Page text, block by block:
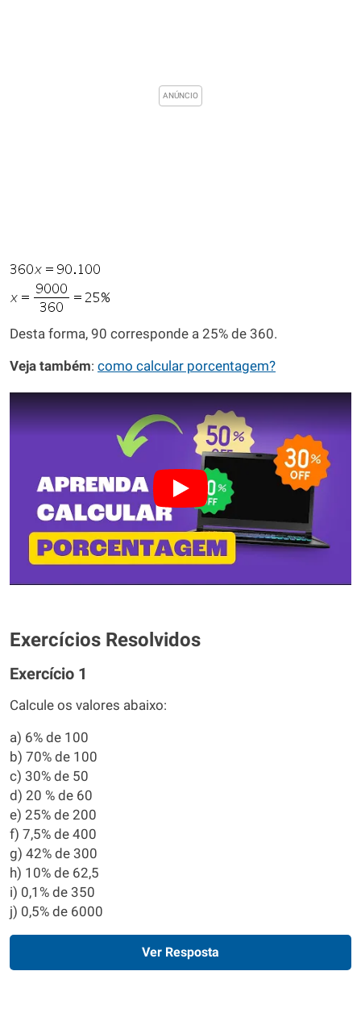
Desta forma, 90 corresponde a 25% de 360.
Veja também: como calcular porcentagem?
Exercícios Resolvidos
Exercício 1
Calcule os valores abaixo:
a) 6% de 100
b) 70% de 100
c) 30% de 50
d) 20 % de 60
e) 25% de 200
f) 7,5% de 400
g) 42% de 300
h) 10% de 62,5
i) 0,1% de 350
j) 0,5% de 6000
Ver Resposta